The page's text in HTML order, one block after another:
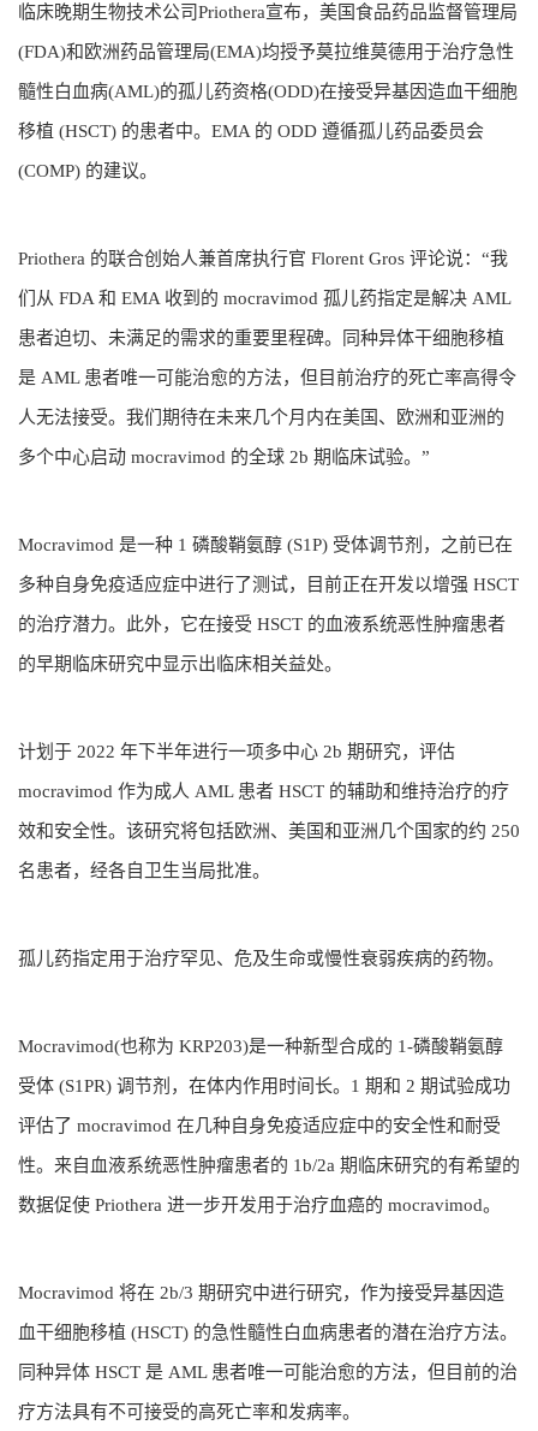
临床晚期生物技术公司Priothera宣布，美国食品药品监督管理局
(FDA)和欧洲药品管理局(EMA)均授予莫拉维莫德用于治疗急性
髓性白血病(AML)的孤儿药资格(ODD)在接受异基因造血干细胞
移植 (HSCT) 的患者中。EMA 的 ODD 遵循孤儿药品委员会
(COMP) 的建议。
Priothera 的联合创始人兼首席执行官 Florent Gros 评论说：“我
们从 FDA 和 EMA 收到的 mocravimod 孤儿药指定是解决 AML
患者迫切、未满足的需求的重要里程碑。同种异体干细胞移植
是 AML 患者唯一可能治愈的方法，但目前治疗的死亡率高得令
人无法接受。我们期待在未来几个月内在美国、欧洲和亚洲的
多个中心启动 mocravimod 的全球 2b 期临床试验。”
Mocravimod 是一种 1 磷酸鞘氨醇 (S1P) 受体调节剂，之前已在
多种自身免疫适应症中进行了测试，目前正在开发以增强 HSCT
的治疗潜力。此外，它在接受 HSCT 的血液系统恶性肿瘤患者
的早期临床研究中显示出临床相关益处。
计划于 2022 年下半年进行一项多中心 2b 期研究，评估
mocravimod 作为成人 AML 患者 HSCT 的辅助和维持治疗的疗
效和安全性。该研究将包括欧洲、美国和亚洲几个国家的约 250
名患者，经各自卫生当局批准。
孤儿药指定用于治疗罕见、危及生命或慢性衰弱疾病的药物。
Mocravimod(也称为 KRP203)是一种新型合成的 1-磷酸鞘氨醇
受体 (S1PR) 调节剂，在体内作用时间长。1 期和 2 期试验成功
评估了 mocravimod 在几种自身免疫适应症中的安全性和耐受
性。来自血液系统恶性肿瘤患者的 1b/2a 期临床研究的有希望的
数据促使 Priothera 进一步开发用于治疗血癌的 mocravimod。
Mocravimod 将在 2b/3 期研究中进行研究，作为接受异基因造
血干细胞移植 (HSCT) 的急性髓性白血病患者的潜在治疗方法。
同种异体 HSCT 是 AML 患者唯一可能治愈的方法，但目前的治
疗方法具有不可接受的高死亡率和发病率。